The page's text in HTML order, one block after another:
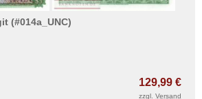
Datenschutz
(#014a_UNC)
129,99 €
zzgl. Versand